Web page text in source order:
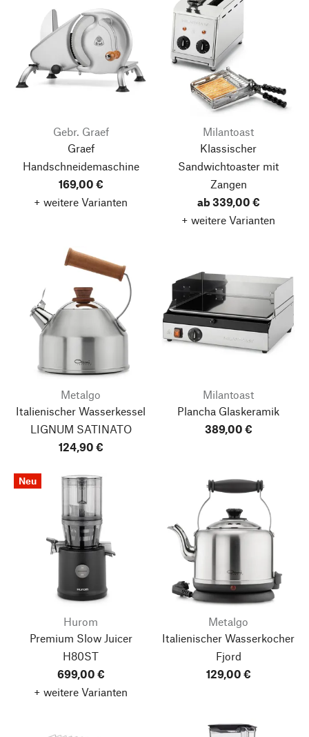
Gebr. Graef
Graef
Handschneidemaschine
169,00 €
+ weitere Varianten
Milantoast
Klassischer
Sandwichtoaster mit
Zangen
ab 339,00 €
+ weitere Varianten
Metalgo
Italienischer Wasserkessel
LIGNUM SATINATO
124,90 €
Milantoast
Plancha Glaskeramik
389,00 €
Neu
Hurom
Premium Slow Juicer
H80ST
699,00 €
+ weitere Varianten
Metalgo
Italienischer Wasserkocher
Fjord
129,00 €